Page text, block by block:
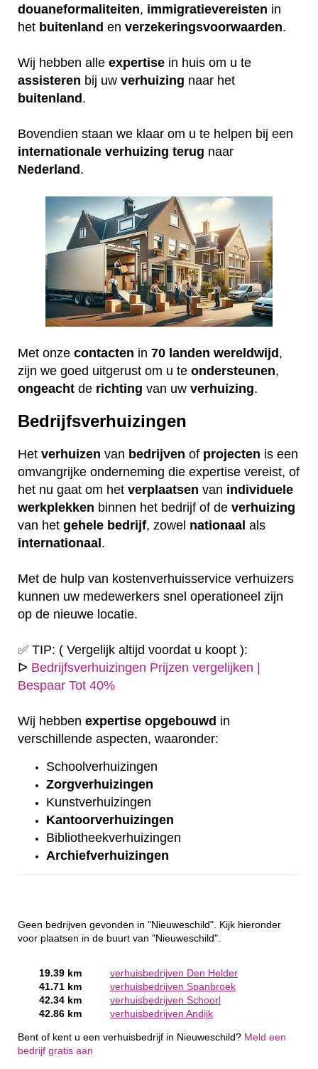
douaneformaliteiten, immigratievereisten in
het buitenland en verzekeringsvoorwaarden.
Wij hebben alle expertise in huis om u te
assisteren bij uw verhuizing naar het
buitenland.
Bovendien staan we klaar om u te helpen bij een
internationale verhuizing terug naar
Nederland.
Met onze contacten in 70 landen wereldwijd,
zijn we goed uitgerust om u te ondersteunen,
ongeacht de richting van uw verhuizing.
Bedrijfsverhuizingen
Het verhuizen van bedrijven of projecten is een
omvangrijke onderneming die expertise vereist, of
het nu gaat om het verplaatsen van individuele
werkplekken binnen het bedrijf of de verhuizing
van het gehele bedrijf, zowel nationaal als
internationaal .
Met de hulp van kostenverhuisservice verhuizers
kunnen uw medewerkers snel operationeel zijn
op de nieuwe locatie.
✅ TIP: ( Vergelijk altijd voordat u koopt ):
ᐅ Bedrijfsverhuizingen Prijzen vergelijken |
Bespaar Tot 40%
Wij hebben expertise opgebouwd in
verschillende aspecten, waaronder:
Schoolverhuizingen
Zorgverhuizingen
Kunstverhuizingen
Kantoorverhuizingen
Bibliotheekverhuizingen
Archiefverhuizingen
Geen bedrijven gevonden in "Nieuweschild". Kijk hieronder
voor plaatsen in de buurt van "Nieuweschild".
19.39 km
verhuisbedrijven Den Helder
41.71 km
verhuisbedrijven Spanbroek
42.34 km
verhuisbedrijven Schoorl
42.86 km
verhuisbedrijven Andijk
Bent of kent u een verhuisbedrijf in Nieuweschild? Meld een
bedrijf gratis aan